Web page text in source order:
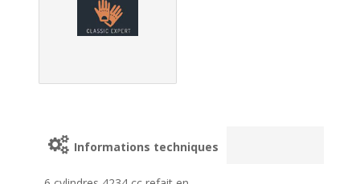
Informations techniques